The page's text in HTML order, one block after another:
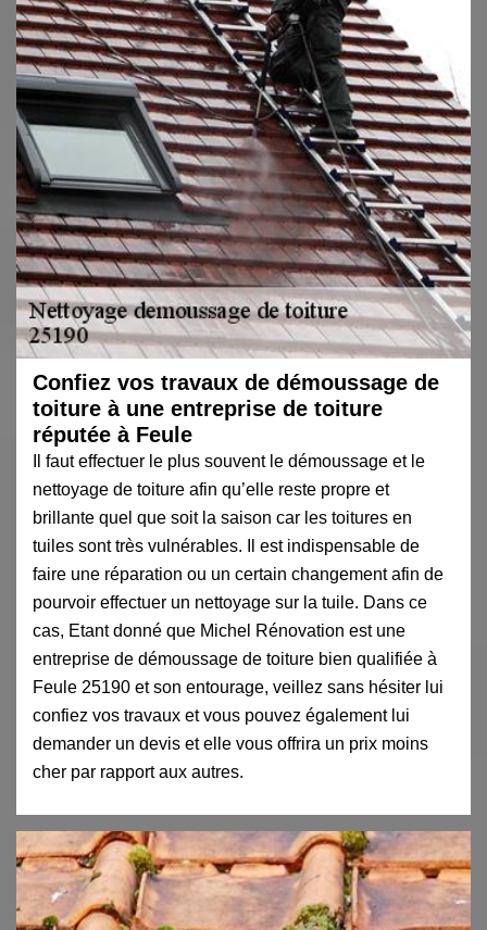
Confiez vos travaux de démoussage de
toiture à une entreprise de toiture
réputée à Feule
Il faut effectuer le plus souvent le démoussage et le
nettoyage de toiture afin qu’elle reste propre et
brillante quel que soit la saison car les toitures en
tuiles sont très vulnérables. Il est indispensable de
faire une réparation ou un certain changement afin de
pourvoir effectuer un nettoyage sur la tuile. Dans ce
cas, Etant donné que Michel Rénovation est une
entreprise de démoussage de toiture bien qualifiée à
Feule 25190 et son entourage, veillez sans hésiter lui
confiez vos travaux et vous pouvez également lui
demander un devis et elle vous offrira un prix moins
cher par rapport aux autres.